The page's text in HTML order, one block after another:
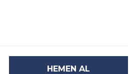
HEMEN AL